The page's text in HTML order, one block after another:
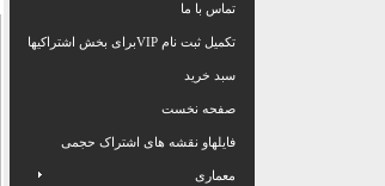
تماس با ما
تکمیل ثبت نام VIPبرای بخش اشتراکیها
سبد خرید
صفحه نخست
فایلهاو نقشه های اشتراک حجمی
معماری